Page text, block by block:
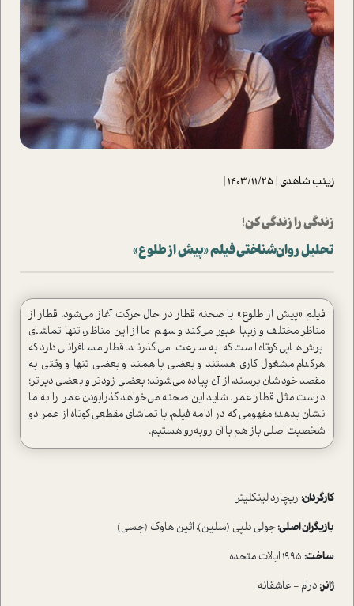
زینب شاهدی|
1403/11/25
|
زندگی را زندگی کن!
تحلیل روان‌شناختی فیلم «پیش از طلوع»
فیلم «پیش از طلوع» با صحنه قطار در حال حرکت آغاز می‌شود. قطار از
مناظر مختلف و زیبا عبور می‌کند و سهم ما از این مناظر، تنها تماشای
برش‌هایی کوتاه است که به سرعت می‌گذرند. قطار مسافرانی دارد که
هرکدام مشغول کاری هستند و بعضی با همند و بعضی تنها و وقتی به
مقصد خودشان برسند، از آن پیاده می‌شوند؛ بعضی زودتر و بعضی دیرتر؛
درست مثل قطار عمر. شاید این صحنه می‌خواهد گذرا‌بودن عمر را به ما
نشان بدهد؛ مفهومی که در ادامه فیلم، با تماشای مقطعی کوتاه از عمر دو
شخصیت اصلی باز هم با آن روبه‌رو هستیم.
کارگردان: ریچارد لینکلیتر
بازیگران اصلی:جولی دلپی (سلین)، اثین هاوک (جسی)
ساخت:
ژانر:درام - عاشقانه